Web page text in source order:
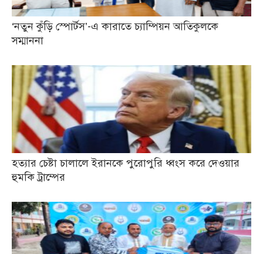
‘নতুন কুঁড়ি স্পোর্টস’-এ কারাতে চ্যাম্পিয়ন আতিকুলকে
সম্মাননা
হত্যার চেষ্টা চালালে ইরানকে পুরোপুরি ধ্বংস করে দেওয়ার
হুমকি ট্রাম্পের